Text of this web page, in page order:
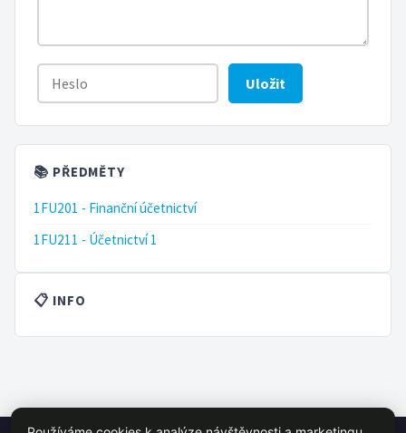
Uložit
📚 PŘEDMĚTY
1FU201 - Finanční účetnictví
1FU211 - Účetnictví 1
📋 INFO